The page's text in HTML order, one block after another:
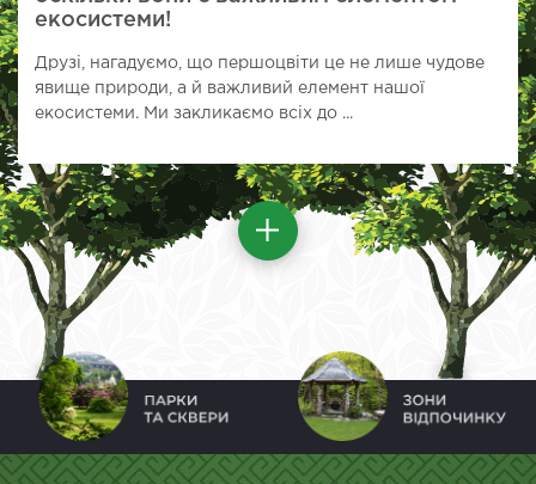
екосистеми!
Друзі, нагадуємо, що першоцвіти це не лише чудове
явище природи, а й важливий елемент нашої
екосистеми. Ми закликаємо всіх до ...